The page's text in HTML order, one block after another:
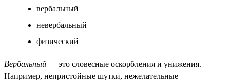
вербальный
невербальный
физический
Вербальный — это словесные оскорбления и унижения.
Например, непристойные шутки, нежелательные